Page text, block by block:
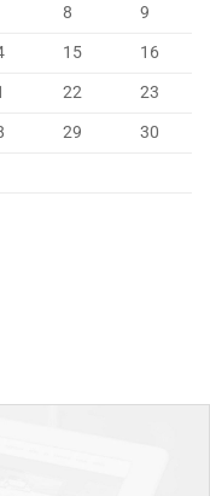
8
9
15
16
22
23
29
30